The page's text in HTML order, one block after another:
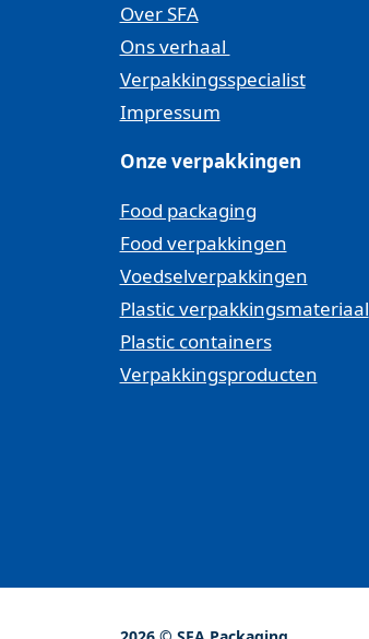
Over SFA
Ons verhaal
Verpakkingsspecialist
Impressum
Onze verpakkingen
Food packaging
Food verpakkingen
Voedselverpakkingen
Plastic verpakkingsmateriaal
Plastic containers
Verpakkingsproducten